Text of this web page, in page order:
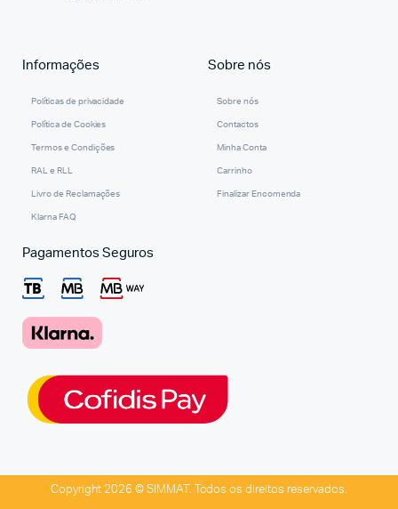
Informações
Políticas de privacidade
Política de Cookies
Termos e Condições
RAL e RLL
Livro de Reclamações
Klarna FAQ
Sobre nós
Sobre nós
Contactos
Minha Conta
Carrinho
Finalizar Encomenda
Pagamentos Seguros
Copyright 2026 © SIMMAT. Todos os direitos reservados.